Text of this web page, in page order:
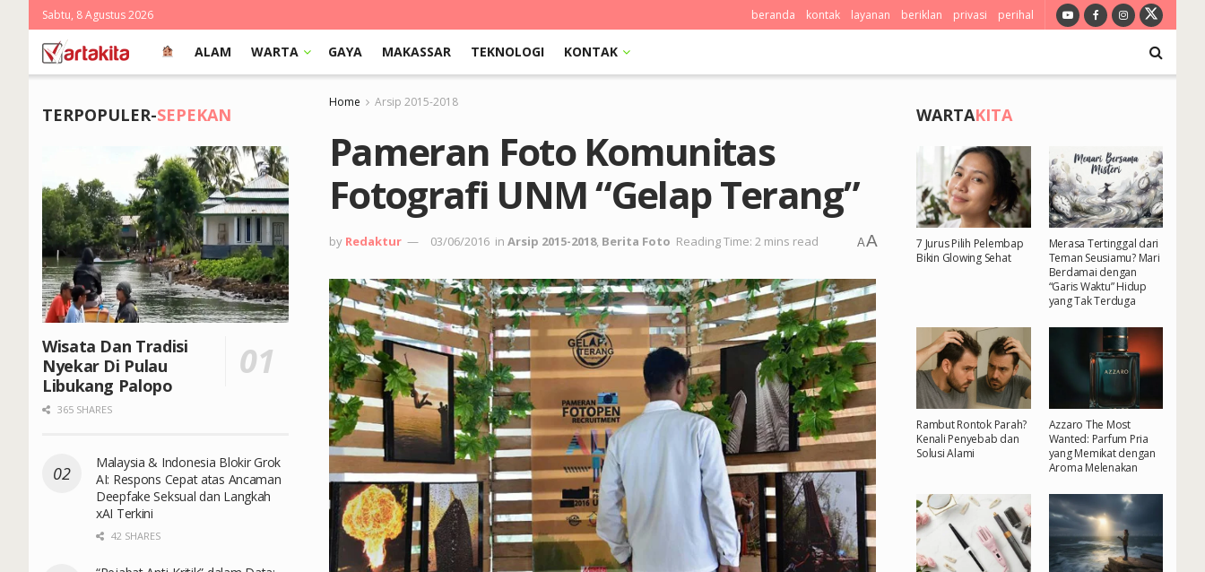
Sabtu, 8 Agustus 2026 beranda kontak layanan beriklan privasi perihal
ALAM WARTA GAYA MAKASSAR TEKNOLOGI KONTAK
Home Arsip 2015-2018
Pameran Foto Komunitas
Fotografi UNM “Gelap Terang”
by Redaktur 03/06/2016 in Arsip 2015-2018, Berita Foto Reading Time: 2 mins read AA
TERPOPULER-SEPEKAN
Wisata Dan Tradisi
Nyekar Di Pulau
Libukang Palopo
365 SHARES
Malaysia & Indonesia Blokir Grok
AI: Respons Cepat atas Ancaman
Deepfake Seksual dan Langkah
xAI Terkini
42 SHARES
WARTAKITA
7 Jurus Pilih Pelembap
Bikin Glowing Sehat
Merasa Tertinggal dari
Teman Seusiamu? Mari
Berdamai dengan
“Garis Waktu” Hidup
yang Tak Terduga
Rambut Rontok Parah?
Kenali Penyebab dan
Solusi Alami
Azzaro The Most
Wanted: Parfum Pria
yang Memikat dengan
Aroma Melenakan